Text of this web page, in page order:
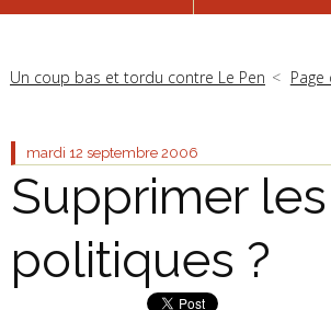
Un coup bas et tordu contre Le Pen Page
mardi 12 septembre 2006
Supprimer
politiques ?